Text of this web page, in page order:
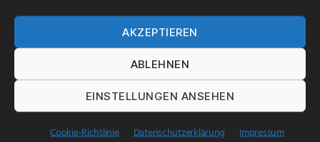
AKZEPTIEREN
ABLEHNEN
EINSTELLUNGEN ANSEHEN
Cookie-Richtlinie Datenschutzerklärung Impressum
Speicherplatz wird mit Gmail geteilt und lokal
gelöschte Dateien landen nicht im Papierkorb.
Insbesondere aufgrund des mangelhaften
Datenschutzes von Google Drive empfehlen den
Einsatz der Cloud-Lösung Nextcloud. „Nextcloud“ ist
eine etablierte Cloudsoftware die von großen